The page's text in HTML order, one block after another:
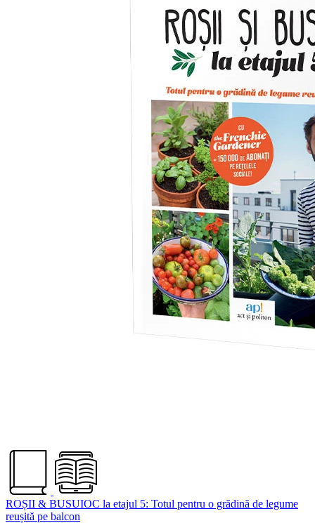
ROȘII & BUSUIOC la etajul 5: Totul pentru o grădină de legume
reușită pe balcon